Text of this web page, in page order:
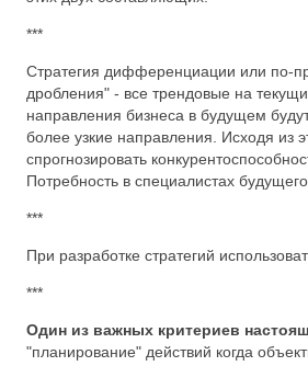
***
Стратегия дифференциации или по-
дробления" - все трендовые на
направления бизнеса в будущем
более узкие направления. Исходя из
спрогнозировать
Потребность в специалистах
***
При разработке стратегий
***
Один из важных критериев
"планирование" действий когда